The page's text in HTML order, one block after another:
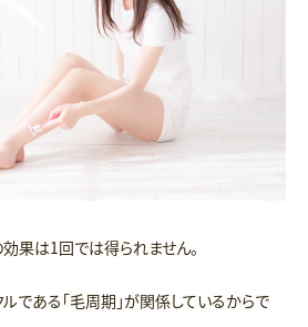
果は1回では得られません。
である「毛周期」が関係しているからで